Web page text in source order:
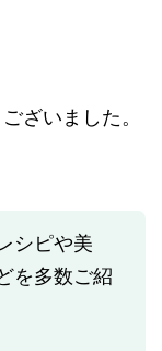
ざいました。
シピや美
を多数ご紹